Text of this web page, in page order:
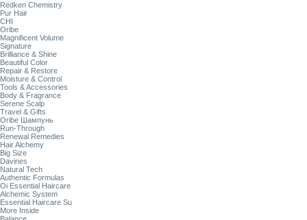
Redken Chemistry
Pur Hair
CHI
Oribe
Magnificent Volume
Signature
Brilliance & Shine
Beautiful Color
Repair & Restore
Moisture & Control
Tools & Accessories
Body & Fragrance
Serene Scalp
Travel & Gifts
Oribe Шампунь
Run-Through
Renewal Remedies
Hair Alchemy
Big Size
Davines
Natural Tech
Authentic Formulas
Oi Essential Haircare
Alchemic System
Essential Haircare Su
More Inside